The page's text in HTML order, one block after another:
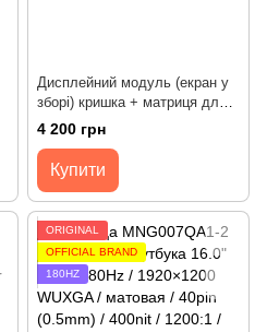
Дисплейний модуль (екран у
зборі) кришка + матриця для
ноутбуків Acer Aspire Lite
AL15-41P, AL15-42P, AL15-43P
(15.6" IPS 60Hz 1920×1080,
матова, 30pin) [KD156N29-
30NI] Оригінал
4 200 грн
Купити
ORIGINAL
OFFICIAL BRAND
180HZ